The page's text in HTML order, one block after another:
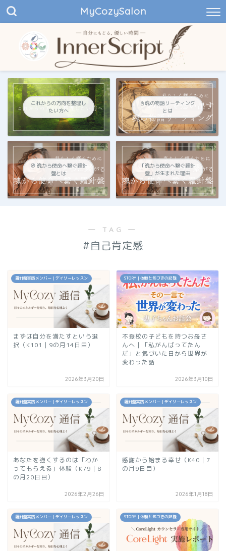
MyCozySalon
これからの方向を整理し
たい方へ
📓魂の物語リーティング
とは
🧭 魂から使命へ繋ぐ羅針
盤とは
「魂から使命へ繋ぐ羅針
盤」が生まれた理由
― TAG ―
#自己肯定感
羅針盤実践メンバー｜デイリーレッスン
まずは自分を満たすという選
択（K101｜9の月14日目）
2026年3月20日
STORY｜体験と気づきの記録
不登校の子どもを持つお母さ
んへ｜「私がんばってたん
だ」と気づいた日から世界が
変わった話
2026年3月10日
羅針盤実践メンバー｜デイリーレッスン
あなたを強くするのは「わか
ってもらえる」体験（K79｜8
の月20日目）
2026年2月26日
羅針盤実践メンバー｜デイリーレッスン
感謝から始まる幸せ（K40｜7
の月9日目）
2026年1月18日
羅針盤実践メンバー｜デイリーレッスン STORY｜体験と気づきの記録